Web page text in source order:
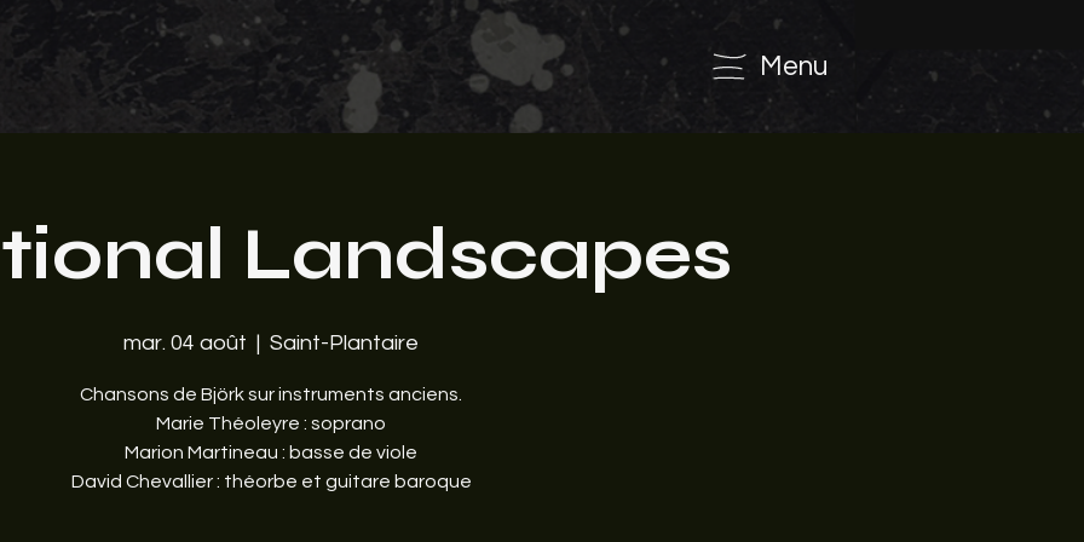
Menu
Landscapes
mar. 04 août
  |
Saint-Plantaire
Chansons de Björk sur instruments anciens.
Marie Théoleyre : soprano
Marion Martineau : basse de viole
David Chevallier : théorbe et guitare baroque